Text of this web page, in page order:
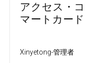
アクセス・
マートカード
Xinyetong-管理者